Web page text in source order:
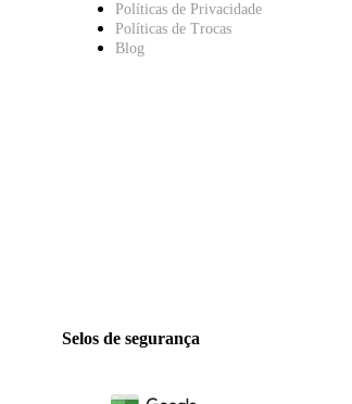
Políticas de Privacidade
Políticas de Trocas
Blog
Selos de segurança